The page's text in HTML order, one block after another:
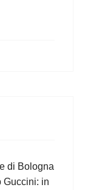
di Bologna
Guccini: in